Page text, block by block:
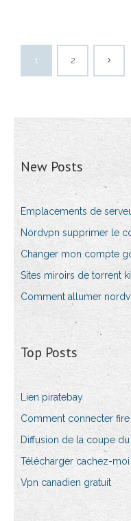
1 2
New Posts
Emplacements de
Nordvpn supprimer le
Changer mon compte
Sites miroirs de torrent
Comment allumer
Top Posts
Lien piratebay
Comment connecter
Diffusion de la coupe
Télécharger cachez-
Vpn canadien gratuit